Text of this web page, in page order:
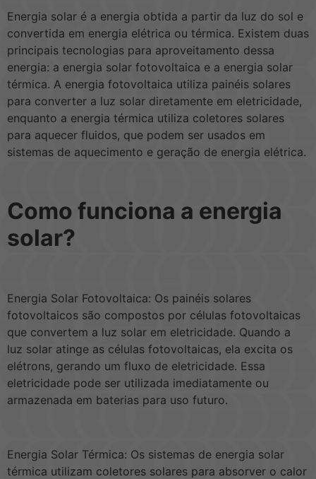
Energia solar é a energia obtida a partir da luz do sol e
convertida em energia elétrica ou térmica. Existem duas
principais tecnologias para aproveitamento dessa
energia: a energia solar fotovoltaica e a energia solar
térmica. A energia fotovoltaica utiliza painéis solares
para converter a luz solar diretamente em eletricidade,
enquanto a energia térmica utiliza coletores solares
para aquecer fluidos, que podem ser usados em
sistemas de aquecimento e geração de energia elétrica.
Como funciona a energia
solar?
Energia Solar Fotovoltaica: Os painéis solares
fotovoltaicos são compostos por células fotovoltaicas
que convertem a luz solar em eletricidade. Quando a
luz solar atinge as células fotovoltaicas, ela excita os
elétrons, gerando um fluxo de eletricidade. Essa
eletricidade pode ser utilizada imediatamente ou
armazenada em baterias para uso futuro.
Energia Solar Térmica: Os sistemas de energia solar
térmica utilizam coletores solares para absorver o calor